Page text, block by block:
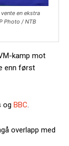
en ekstra
Photo / NTB
kamp mot
enn først
og BBC
overlapp med